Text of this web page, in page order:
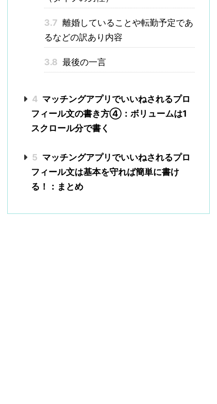
3.7 離婚していることや転勤予定であ
るなどの訳あり内容
3.8 最後の一言
4 マッチングアプリでいいねされるプロ
フィール文の書き方④：ボリュームは1
スクロール分で書く
5 マッチングアプリでいいねされるプロ
フィール文は基本を守れば簡単に書け
る！：まとめ